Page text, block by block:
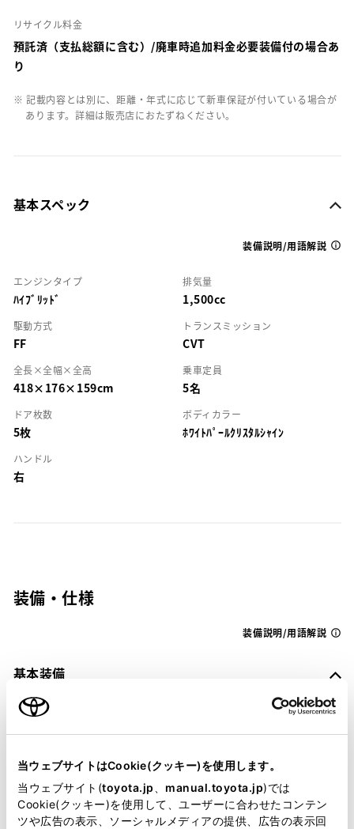
当ウェブサイトはCookie(クッキー)を使用します。
当ウェブサイト(toyota.jp manual.toyota.jp)では
Cookie(クッキー)を使用して、ユーザーに合わせたコンテン
ツや広告の表示、ソーシャルメディアの提供、広告の表示回
リサイクル料金
預託済（支払総額に含む）/廃車時追加料金必要装備付の場合あ
り
※ 記載内容とは別に、距離・年式に応じて新車保証が付いている場合が
あります。詳細は販売店におたずねください。
基本スペック
装備説明/用語解説
エンジンタイプ
ﾊｲﾌﾞﾘｯﾄﾞ
排気量
1,500cc
駆動方式
FF
トランスミッション
CVT
全長×全幅×全高
418×176×159cm
乗車定員
5名
ドア枚数
5枚
ボディカラー
ﾎﾜｲﾄﾊﾟｰﾙｸﾘｽﾀﾙｼｬｲﾝ
ハンドル
右
装備・仕様
装備説明/用語解説
基本装備
パワステ
パワーウィンドウ